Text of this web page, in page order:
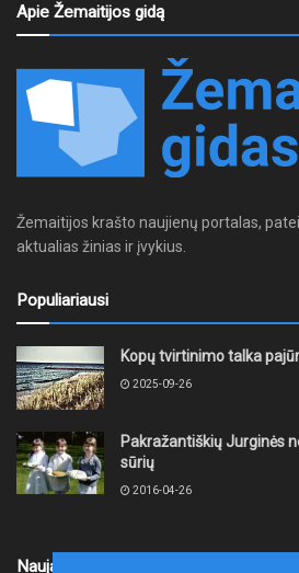
Apie Žemaitijos gidą
Žemaitijos krašto naujienų portalas,
aktualias žinias ir įvykius.
Populiariausi
Kopų tvirtinimo talka
2025-09-26
Pakražantiškių Jurginės
sūrių
2016-04-26
Naujausi